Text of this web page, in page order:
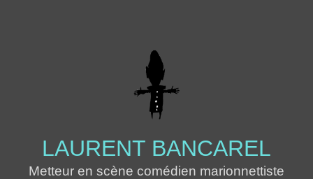
LAURENT BANCAREL
Metteur en scène comédien marionnettiste